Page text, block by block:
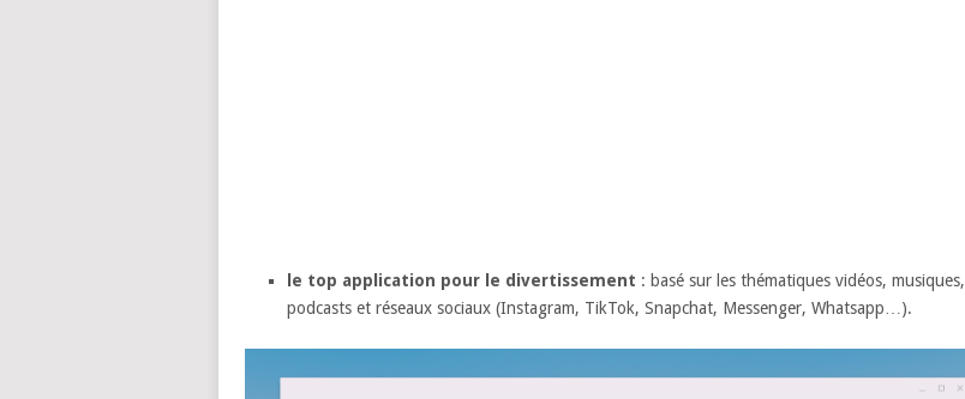
le top application pour le divertissement : basé sur les thématiques vidéos, musiques,
podcasts et réseaux sociaux (Instagram, TikTok, Snapchat, Messenger, Whatsapp…).